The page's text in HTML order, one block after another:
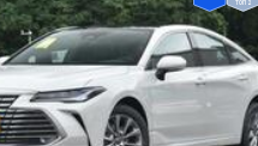
радиус поворота
дорожный просвет (мм)
ТОП 2